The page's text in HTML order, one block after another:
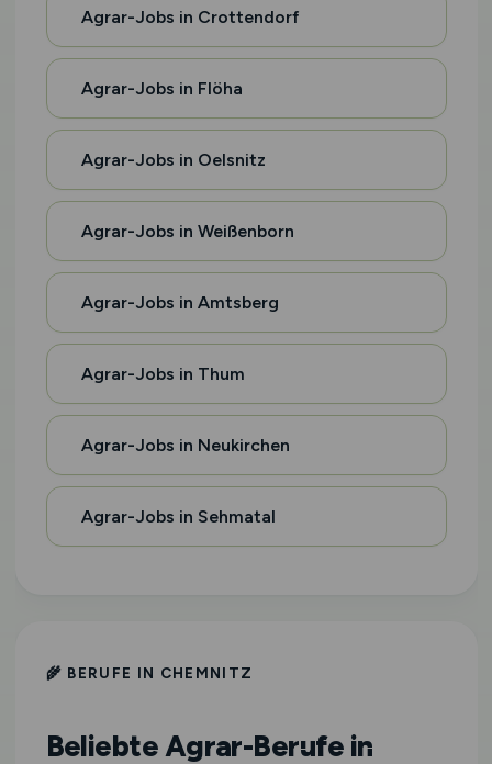
Agrar-Jobs in Crottendorf
Agrar-Jobs in Flöha
Agrar-Jobs in Oelsnitz
Agrar-Jobs in Weißenborn
Agrar-Jobs in Amtsberg
Agrar-Jobs in Thum
Agrar-Jobs in Neukirchen
Agrar-Jobs in Sehmatal
🌾 BERUFE IN CHEMNITZ
Beliebte Agrar-Berufe in